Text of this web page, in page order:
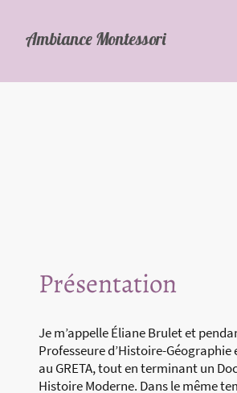
Ambiance Montessori
Présentation
Je m’appelle Éliane Brulet et
Professeure d’Histoire-
au GRETA, tout en terminant un
Histoire Moderne. Dans le même